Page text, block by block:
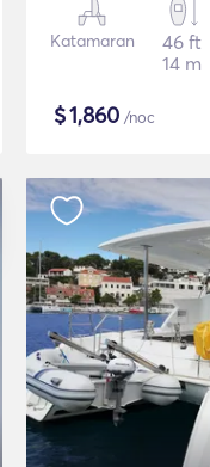
Katamaran
46 ft
14 m
$1,860 /noc